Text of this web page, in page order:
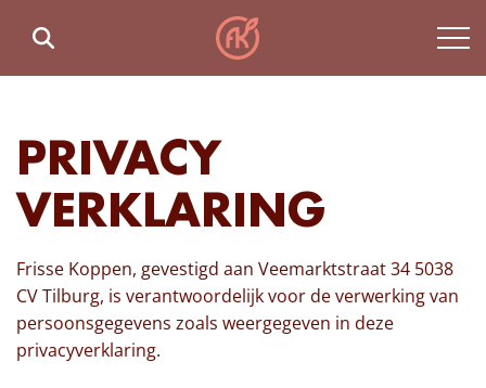
PRIVACY
VERKLARING
Frisse Koppen, gevestigd aan Veemarktstraat 34 5038
CV Tilburg, is verantwoordelijk voor de verwerking van
persoonsgegevens zoals weergegeven in deze
privacyverklaring.